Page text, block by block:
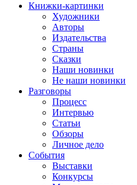
Книжки-картинки
Художники
Авторы
Издательства
Страны
Сказки
Наши новинки
Не наши новинки
Разговоры
Процесс
Интервью
Статьи
Обзоры
Личное дело
События
Выставки
Конкурсы